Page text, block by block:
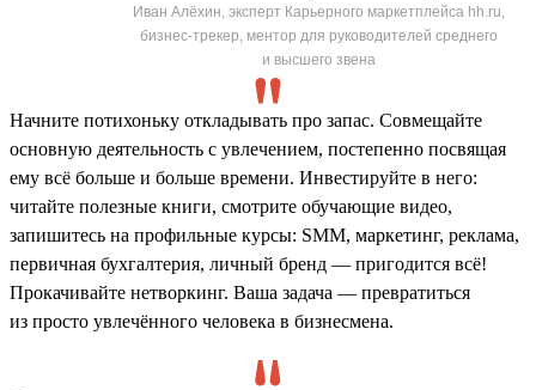
Иван Алёхин, эксперт Карьерного маркетплейса hh.ru,
бизнес-трекер, ментор для руководителей среднего
и высшего звена
Начните потихоньку откладывать про запас. Совмещайте
основную деятельность с увлечением, постепенно посвящая
ему всё больше и больше времени. Инвестируйте в него:
читайте полезные книги, смотрите обучающие видео,
запишитесь на профильные курсы: SMM, маркетинг, реклама,
первичная бухгалтерия, личный бренд — пригодится всё!
Прокачивайте нетворкинг. Ваша задача — превратиться
из просто увлечённого человека в бизнесмена.